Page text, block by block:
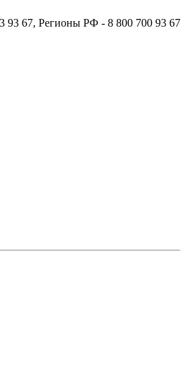
93 67, Регионы РФ - 8 800 700 93 67